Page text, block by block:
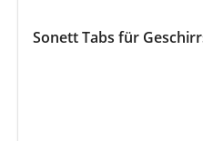
Sonett Tabs für